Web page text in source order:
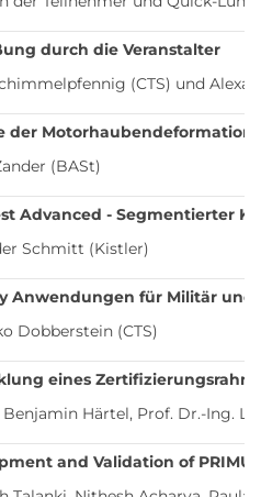
durch die Veranstalter
(CTS) und
der
(BASt)
Advanced - Segmentierter
Schmitt (Kistler)
Anwendungen für Militär und
Dobberstein (CTS)
eines
Benjamin Härtel, Prof. Dr.-Ing.
and Validation of PRIMUS